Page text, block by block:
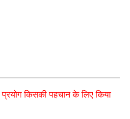
किसकी पहचान के लिए किया